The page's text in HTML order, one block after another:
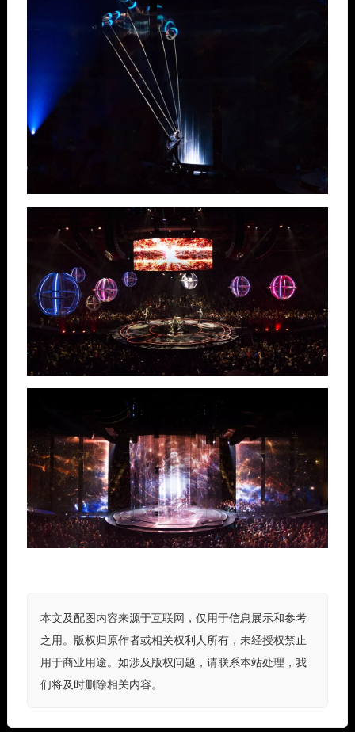
本文及配图内容来源于互联网，仅用于信息展示和参考
之用。版权归原作者或相关权利人所有，未经授权禁止
用于商业用途。如涉及版权问题，请联系本站处理，我
们将及时删除相关内容。